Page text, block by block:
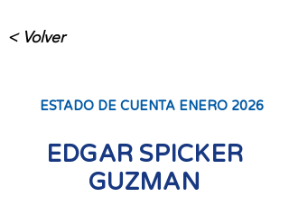
< Volver
ESTADO DE CUENTA ENERO 2026
EDGAR SPICKER
GUZMAN